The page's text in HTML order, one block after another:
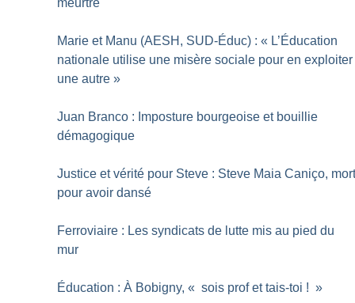
meurtre
Marie et Manu (AESH, SUD-Éduc) : « L’Éducation
nationale utilise une misère sociale pour en exploiter
une autre »
Juan Branco : Imposture bourgeoise et bouillie
démagogique
Justice et vérité pour Steve : Steve Maia Caniço,
pour avoir dansé
Ferroviaire : Les syndicats de lutte mis au pied du
mur
Éducation : À Bobigny, « sois prof et tais-toi ! »